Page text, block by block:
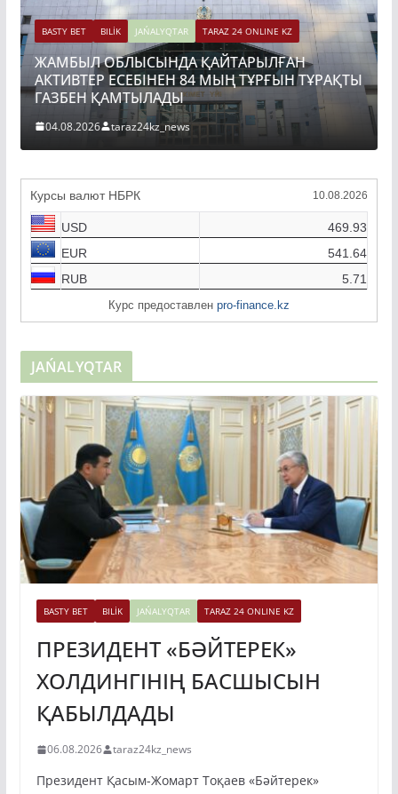
BASTY BET BILİK JAŃALYQTAR TARAZ 24 ONLINE KZ
ЖАМБЫЛ ОБЛЫСЫНДА ҚАЙТАРЫЛҒАН
АКТИВТЕР ЕСЕБІНЕН 84 МЫҢ ТҰРҒЫН ТҰРАҚТЫ
ГАЗБЕН ҚАМТЫЛАДЫ
04.08.2026 taraz24kz_news
Курсы валют НБРК 10.08.2026
USD
469.93
EUR
541.64
RUB
5.71
Курс предоставлен pro-finance.kz
JAŃALYQTAR
BASTY BET BILİK JAŃALYQTAR TARAZ 24 ONLINE KZ
ПРЕЗИДЕНТ «БӘЙТЕРЕК»
ХОЛДИНГІНІҢ БАСШЫСЫН
ҚАБЫЛДАДЫ
06.08.2026 taraz24kz_news
Президент Қасым-Жомарт Тоқаев «Бәйтерек»